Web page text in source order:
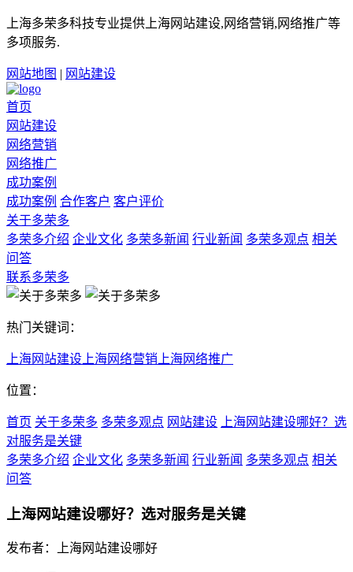
上海多荣多科技专业提供上海网站建设,网络营销,网络推广等
多项服务.
网站地图 | 网站建设
首页
网站建设
网络营销
网络推广
成功案例
成功案例 合作客户 客户评价
关于多荣多
多荣多介绍 企业文化 多荣多新闻 行业新闻 多荣多观点 相关
问答
联系多荣多
热门关键词：
上海网站建设 上海网络营销 上海网络推广
位置：
首页 关于多荣多 多荣多观点 网站建设
上海网站建设哪好？选
对服务是关键
多荣多介绍 企业文化 多荣多新闻 行业新闻 多荣多观点 相关
问答
上海网站建设哪好？选对服务是关键
发布者：上海网站建设哪好